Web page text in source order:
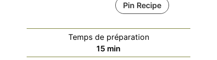
Pin Recipe
Temps de préparation
15minutes
min